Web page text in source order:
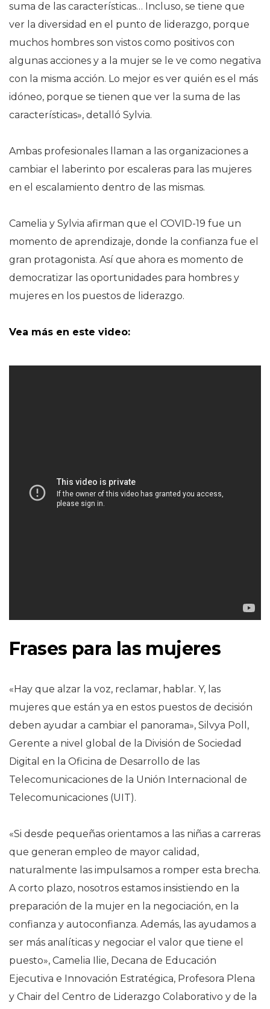
suma de las características… Incluso, se tiene que
ver la diversidad en el punto de liderazgo, porque
muchos hombres son vistos como positivos con
algunas acciones y a la mujer se le ve como negativa
con la misma acción. Lo mejor es ver quién es el más
idóneo, porque se tienen que ver la suma de las
características», detalló Sylvia.
Ambas profesionales llaman a las organizaciones a
cambiar el laberinto por escaleras para las mujeres
en el escalamiento dentro de las mismas.
Camelia y Sylvia afirman que el COVID-19 fue un
momento de aprendizaje, donde la confianza fue el
gran protagonista. Así que ahora es momento de
democratizar las oportunidades para hombres y
mujeres en los puestos de liderazgo.
Vea más en este video:
Frases para las mujeres
«Hay que alzar la voz, reclamar, hablar. Y, las
mujeres que están ya en estos puestos de decisión
deben ayudar a cambiar el panorama», Silvya Poll,
Gerente a nivel global de la División de Sociedad
Digital en la Oficina de Desarrollo de las
Telecomunicaciones de la Unión Internacional de
Telecomunicaciones (UIT).
«Si desde pequeñas orientamos a las niñas a carreras
que generan empleo de mayor calidad,
naturalmente las impulsamos a romper esta brecha.
A corto plazo, nosotros estamos insistiendo en la
preparación de la mujer en la negociación, en la
confianza y autoconfianza. Además, las ayudamos a
ser más analíticas y negociar el valor que tiene el
puesto», Camelia Ilie, Decana de Educación
Ejecutiva e Innovación Estratégica, Profesora Plena
y Chair del Centro de Liderazgo Colaborativo y de la